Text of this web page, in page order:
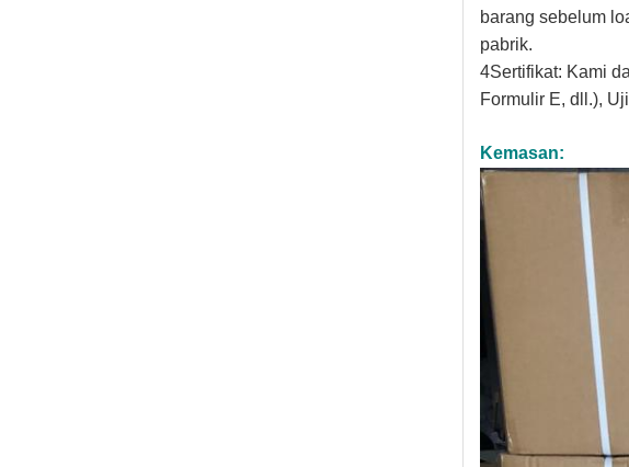
barang sebelum
pabrik.
4Sertifikat: Kami
Formulir E, dll.),
Kemasan: